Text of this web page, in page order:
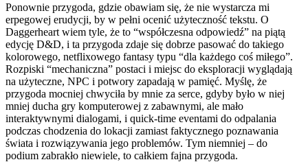
Ponownie przygoda, gdzie obawiam się, że nie wystarcza mi
erpegowej erudycji, by w pełni ocenić użyteczność tekstu. O
Daggerheart wiem tyle, że to “współczesna odpowiedź” na piątą
edycję D&D, i ta przygoda zdaje się dobrze pasować do takiego
kolorowego, netflixowego fantasy typu “dla każdego coś miłego”.
Rozpiski “mechaniczna” postaci i miejsc do eksploracji wyglądają
na użyteczne, NPC i potwory zapadają w pamięć. Myślę, że
przygoda mocniej chwyciła by mnie za serce, gdyby było w niej
mniej ducha gry komputerowej z zabawnymi, ale mało
interaktywnymi dialogami, i quick-time eventami do odpalania
podczas chodzenia do lokacji zamiast faktycznego poznawania
świata i rozwiązywania jego problemów. Tym niemniej – do
podium zabrakło niewiele, to całkiem fajna przygoda.